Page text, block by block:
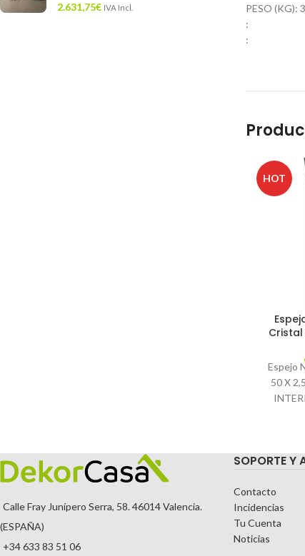
2.631,75€ IVA Incl.
PESO (KG):
:
:
HOT
Cristal
Espejo
50 X
Calle Fray Junípero Serra, 58. 46014 Valencia.
(ESPAÑA)
+34 633 83 51 06
SOPORTE Y
Contacto
Incidencias
Tu Cuenta
Noticias